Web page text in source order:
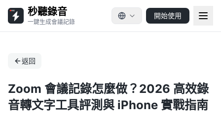
秒聽錄音
一鍵生成會議記錄
開始使用
返回
Zoom 會議記錄怎麼做？2026 高效錄
音轉文字工具評測與 iPhone 實戰指南